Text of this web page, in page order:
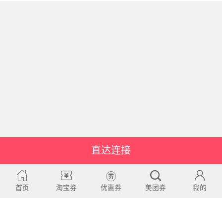
直达连接
首页 淘宝券 优惠券 美团券 我的